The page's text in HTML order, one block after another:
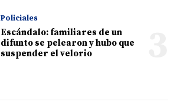
Policiales
Escándalo: familiares de un
difunto se pelearon y hubo que
suspender el velorio